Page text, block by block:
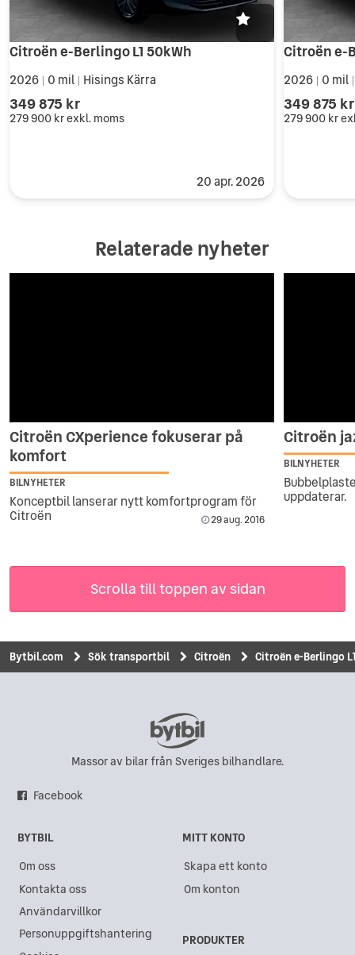
Citroën e-Berlingo L1 50kWh
2026 0 mil Hisings Kärra
349 875 kr
279 900 krexkl. moms
20 apr. 2026
Citroën e-
2026 0 mil
349 875 kr
279 900 kr
Relaterade nyheter
Citroën CXperience fokuserar på
komfort
BILNYHETER
Konceptbil lanserar nytt komfortprogram för
Citroën 29 aug. 2016
Citroën
BILNYHETER
uppdaterar.
Scrolla till toppen av sidan
Bytbil.com Sök transportbil Citroën Citroën e-Berlingo
Massor av bilar från Sveriges bilhandlare.
Facebook
BYTBIL
Om oss
Kontakta oss
Användarvillkor
Personuppgiftshantering
MITT KONTO
Skapa ett konto
Om konton
PRODUKTER